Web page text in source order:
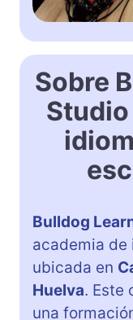
Sobre
Studio
Bulldog
academia de
ubicada en
Huelva. Este
una